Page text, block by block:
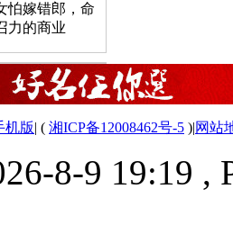
嫁错郎，命
力的商业
机版| ( 湘ICP备12008462号-5 )|网站
8-9 19:19 ,